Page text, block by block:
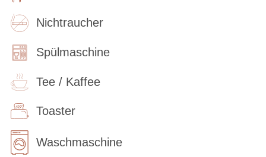
Nichtraucher
Spülmaschine
Tee / Kaffee
Toaster
Waschmaschine